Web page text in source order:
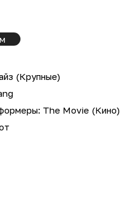
(Крупные)
The Movie (Кино)